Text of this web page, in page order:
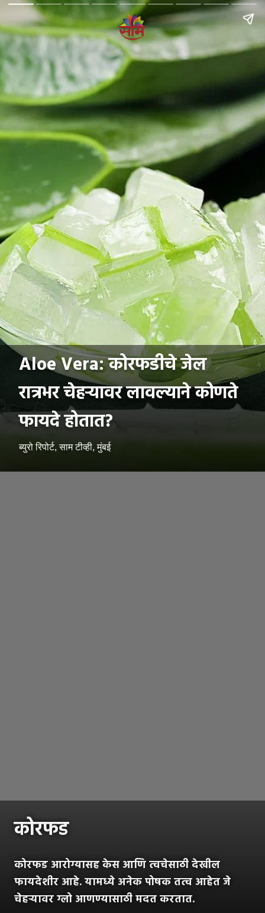
Aloe Vera: कोरफडीचे जेल
रात्रभर चेहऱ्यावर लावल्याने कोणते
फायदे होतात?
ब्युरो रिपोर्ट, साम टीव्ही, मुंबई
कोरफड
कोरफड आरोग्यासह केस आणि त्वचेसाठी देखील
फायदेशीर आहे. यामध्ये अनेक पोषक तत्व आहेत जे
चेहऱ्यावर ग्लो आणण्यासाठी मदत करतात.